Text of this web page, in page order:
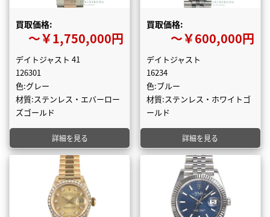
買取価格:
〜￥1,750,000円
デイトジャスト 41
126301
色:グレー
材質:ステンレス・エバーロー
ズゴールド
詳細を見る
買取価格:
〜￥600,000円
デイトジャスト
16234
色:ブルー
材質:ステンレス・ホワイトゴ
ールド
詳細を見る